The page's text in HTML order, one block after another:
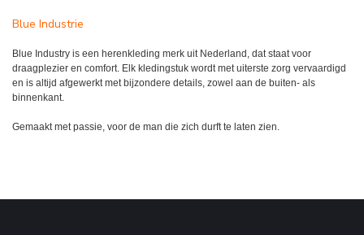
Blue Industrie
Blue Industry is een herenkleding merk uit Nederland, dat staat voor
draagplezier en comfort. Elk kledingstuk wordt met uiterste zorg vervaardigd
en is altijd afgewerkt met bijzondere details, zowel aan de buiten- als
binnenkant.
Gemaakt met passie, voor de man die zich durft te laten zien.